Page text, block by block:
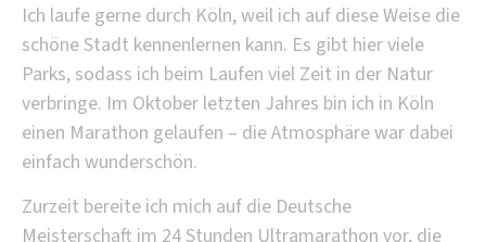
Ich laufe gerne durch Köln, weil ich auf diese Weise die
schöne Stadt kennenlernen kann. Es gibt hier viele
Parks, sodass ich beim Laufen viel Zeit in der Natur
verbringe. Im Oktober letzten Jahres bin ich in Köln
einen Marathon gelaufen – die Atmosphäre war dabei
einfach wunderschön.
Zurzeit bereite ich mich auf die Deutsche
Meisterschaft im 24 Stunden Ultramarathon vor, die